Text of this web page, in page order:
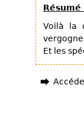
Voilà la
Et les